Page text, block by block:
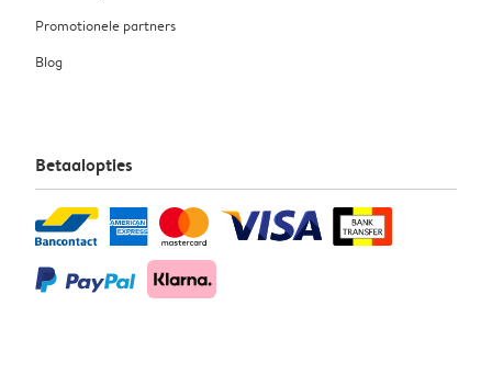
Promotionele partners
Blog
Betaalopties